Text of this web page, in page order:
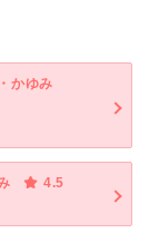
かゆみ
4.5